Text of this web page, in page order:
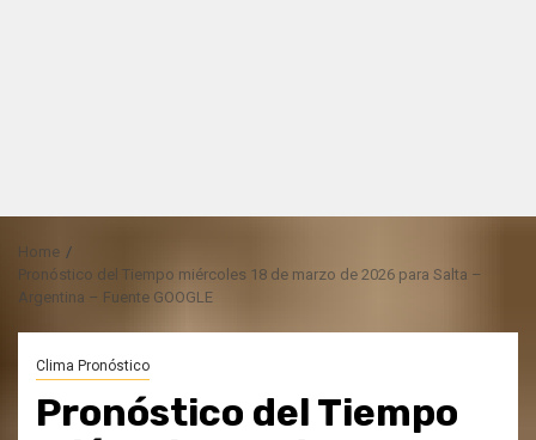
Home
Pronóstico del Tiempo miércoles 18 de marzo de 2026 para Salta –
Argentina – Fuente GOOGLE
Clima Pronóstico
Pronóstico del Tiempo